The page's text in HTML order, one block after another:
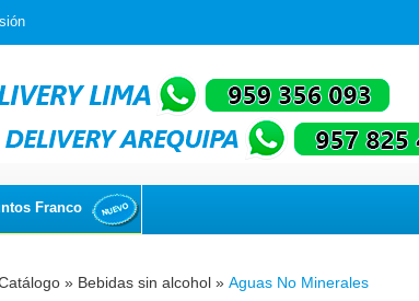
Franco
» Bebidas sin alcohol » Aguas No Minerales